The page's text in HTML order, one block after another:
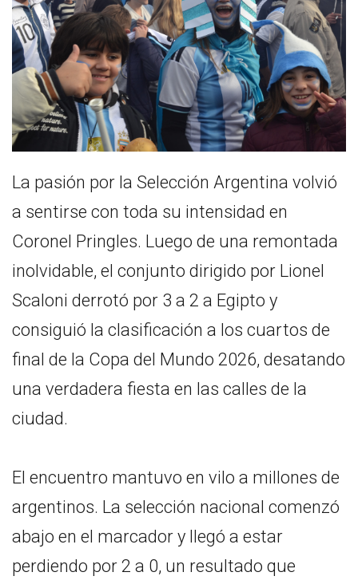
La pasión por la Selección Argentina volvió
a sentirse con toda su intensidad en
Coronel Pringles. Luego de una remontada
inolvidable, el conjunto dirigido por Lionel
Scaloni derrotó por 3 a 2 a Egipto y
consiguió la clasificación a los cuartos de
final de la Copa del Mundo 2026, desatando
una verdadera fiesta en las calles de la
ciudad.
El encuentro mantuvo en vilo a millones de
argentinos. La selección nacional comenzó
abajo en el marcador y llegó a estar
perdiendo por 2 a 0, un resultado que